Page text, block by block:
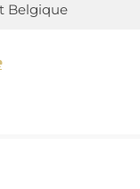
Belgique